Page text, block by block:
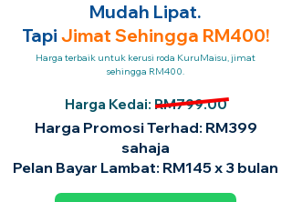
Mudah Lipat.
Tapi Jimat Sehingga RM400!
Harga terbaik untuk kerusi roda KuruMaisu, jimat
sehingga RM400.
Harga Kedai: RM799.00
Harga Promosi Terhad: RM399
sahaja
Pelan Bayar Lambat: RM145 x 3 bulan